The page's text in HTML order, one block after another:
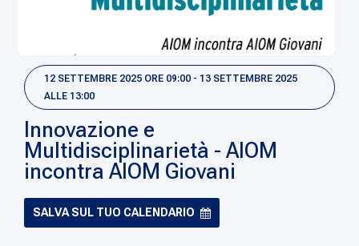
12 SETTEMBRE 2025 ORE 09:00 - 13 SETTEMBRE 2025
ALLE 13:00
Innovazione e
Multidisciplinarietà - AIOM
incontra AIOM Giovani
SALVA SUL TUO CALENDARIO